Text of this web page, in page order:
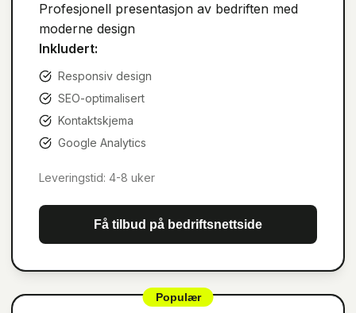
Profesjonell presentasjon av bedriften med
moderne design
Inkludert:
Responsiv design
SEO-optimalisert
Kontaktskjema
Google Analytics
Leveringstid: 4-8 uker
Få tilbud på bedriftsnettside
Populær